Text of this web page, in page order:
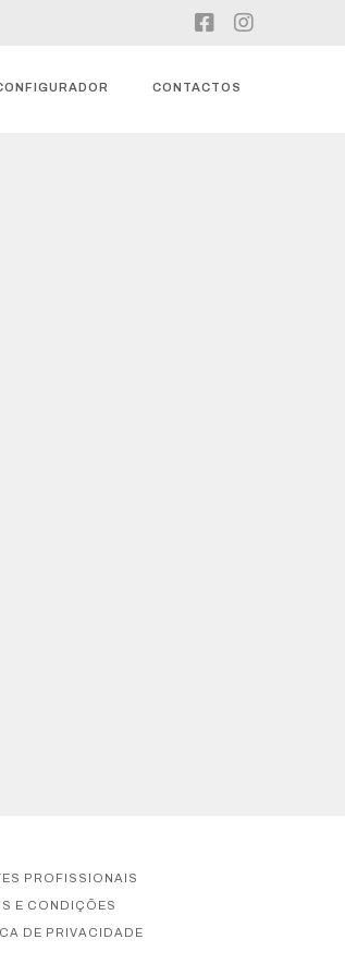
CONTACTOS
PROFISSIONAIS
E CONDIÇÕES
DE PRIVACIDADE